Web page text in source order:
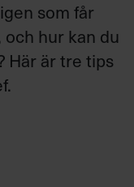
som får
hur kan du
Här är tre tips